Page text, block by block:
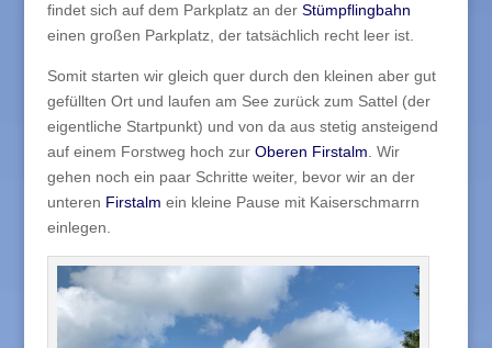
findet sich auf dem Parkplatz an der Stümpflingbahn
einen großen Parkplatz, der tatsächlich recht leer ist.
Somit starten wir gleich quer durch den kleinen aber gut
gefüllten Ort und laufen am See zurück zum Sattel (der
eigentliche Startpunkt) und von da aus stetig ansteigend
auf einem Forstweg hoch zur Oberen Firstalm . Wir
gehen noch ein paar Schritte weiter, bevor wir an der
unteren Firstalm ein kleine Pause mit Kaiserschmarrn
einlegen.